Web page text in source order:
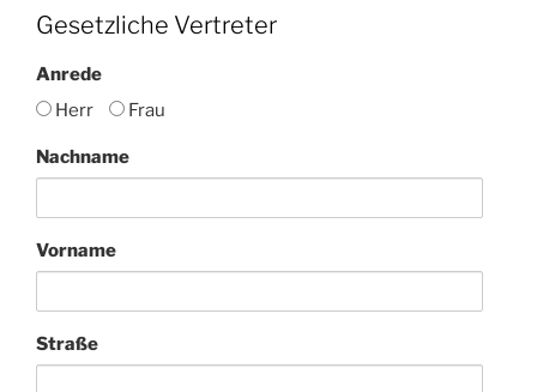
Gesetzliche Vertreter
Anrede
Herr
Frau
Nachname
Vorname
Straße